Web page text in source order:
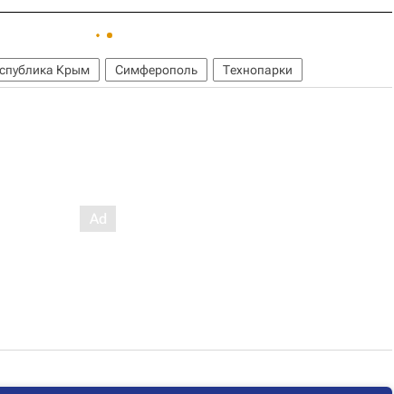
Крым Симферополь Технопарки